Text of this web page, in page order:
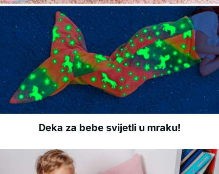
Deka za bebe svijetli u mraku!